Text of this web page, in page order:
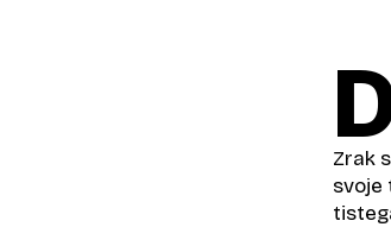
Zrak
svoje